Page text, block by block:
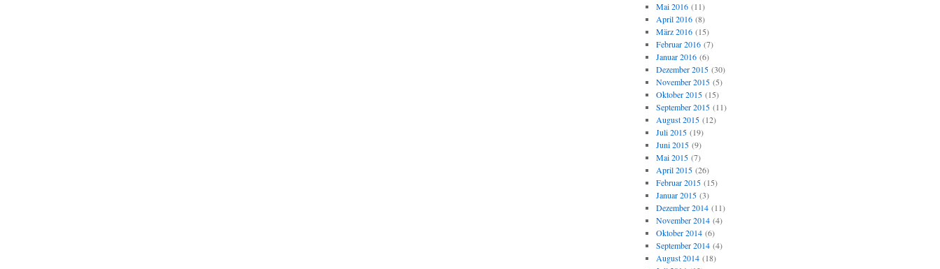
Mai 2016(11)
April 2016(8)
März 2016(15)
Februar 2016(7)
Januar 2016(6)
Dezember 2015(30)
November 2015(5)
Oktober 2015(15)
September 2015(11)
August 2015(12)
Juli 2015(19)
Juni 2015(9)
Mai 2015(7)
April 2015(26)
Februar 2015(15)
Januar 2015(3)
Dezember 2014(11)
November 2014(4)
Oktober 2014(6)
September 2014(4)
August 2014(18)